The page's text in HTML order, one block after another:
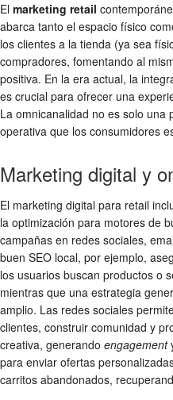
El marketing retail
abarca tanto el espacio físico
los clientes a la tienda (ya sea
compradores, fomentando al
positiva. En la era actual, la
es crucial para ofrecer una
La omnicanalidad no es solo una
operativa que los consumidores
Marketing digital y
El marketing digital para retail
la optimización para motores de
campañas en redes sociales,
buen SEO local, por ejemplo,
los usuarios buscan productos o
mientras que una estrategia
amplio. Las redes sociales
clientes, construir comunidad y
creativa, generando engagement
para enviar ofertas
carritos abandonados,